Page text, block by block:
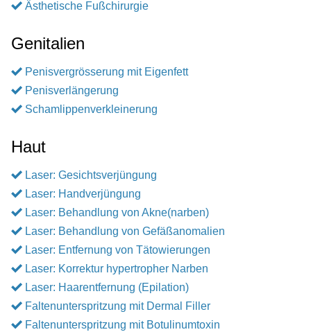
Ästhetische Fußchirurgie
Genitalien
Penisvergrösserung mit Eigenfett
Penisverlängerung
Schamlippenverkleinerung
Haut
Laser: Gesichtsverjüngung
Laser: Handverjüngung
Laser: Behandlung von Akne(narben)
Laser: Behandlung von Gefäßanomalien
Laser: Entfernung von Tätowierungen
Laser: Korrektur hypertropher Narben
Laser: Haarentfernung (Epilation)
Faltenunterspritzung mit Dermal Filler
Faltenunterspritzung mit Botulinumtoxin